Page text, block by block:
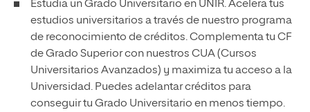
Estudia un Grado Universitario en UNIR. Acelera tus
estudios universitarios a través de nuestro programa
de reconocimiento de créditos. Complementa tu CF
de Grado Superior con nuestros CUA (Cursos
Universitarios Avanzados) y maximiza tu acceso a la
Universidad. Puedes adelantar créditos para
conseguir tu Grado Universitario en menos tiempo.